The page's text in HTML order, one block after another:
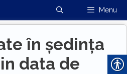
Menu
în ședința
data de